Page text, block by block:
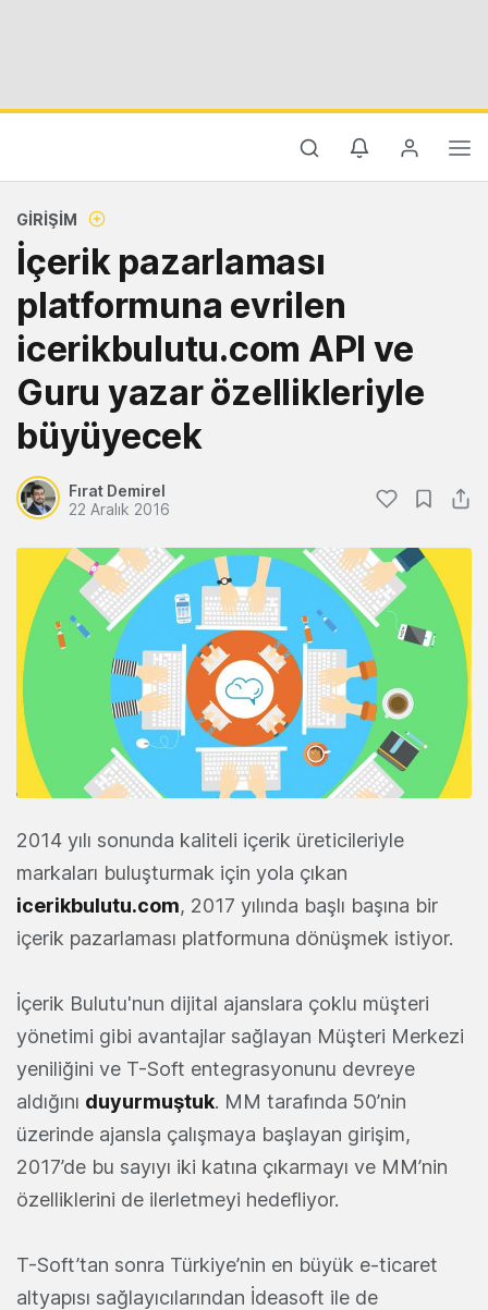
GIRIŞIM
İçerik pazarlaması
platformuna evrilen
icerikbulutu.com API ve
Guru yazar özellikleriyle
büyüyecek
Fırat Demirel
22 Aralık 2016
2014 yılı sonunda kaliteli içerik üreticileriyle
markaları buluşturmak için yola çıkan
icerikbulutu.com, 2017 yılında başlı başına bir
içerik pazarlaması platformuna dönüşmek istiyor.
İçerik Bulutu'nun dijital ajanslara çoklu müşteri
yönetimi gibi avantajlar sağlayan Müşteri Merkezi
yeniliğini ve T-Soft entegrasyonunu devreye
aldığını duyurmuştuk. MM tarafında 50’nin
üzerinde ajansla çalışmaya başlayan girişim,
2017’de bu sayıyı iki katına çıkarmayı ve MM’nin
özelliklerini de ilerletmeyi hedefliyor.
T-Soft’tan sonra Türkiye’nin en büyük e-ticaret
altyapısı sağlayıcılarından İdeasoft ile de